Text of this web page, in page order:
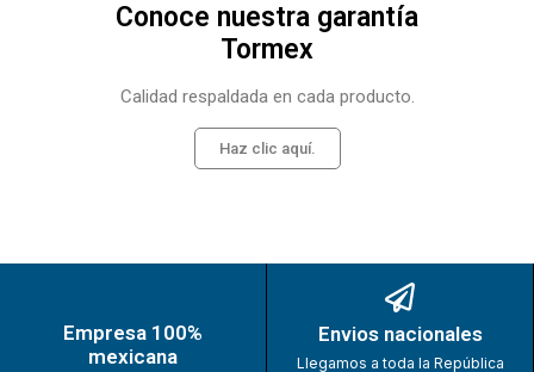
Conoce nuestra garantía
Tormex
Calidad respaldada en cada producto.
Haz clic aquí.
Empresa 100%
mexicana
Envios nacionales
Llegamos a toda la República